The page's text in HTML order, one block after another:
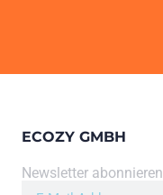
ECOZY GMBH
Newsletter abonnieren